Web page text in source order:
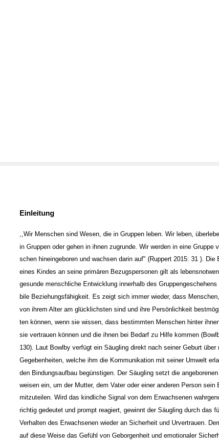
Einleitung
,,Wir Menschen sind Wesen, die in Gruppen leben. Wir leben,
in Gruppen oder gehen in ihnen zugrunde. Wir werden in eine Gruppe
schen hineingeboren und wachsen darin auf" (Ruppert 2015: 31 ). Die
eines Kindes an seine primären Bezugspersonen gilt als
gesunde menschliche Entwicklung innerhalb des
bile Beziehungsfähigkeit. Es zeigt sich immer wieder, dass
von ihrem Alter am glücklichsten sind und ihre Persönlichkeit
ten können, wenn sie wissen, dass bestimmten Menschen hinter
sie vertrauen können und die ihnen bei Bedarf zu Hilfe kommen
130). Laut Bowlby verfügt ein Säugling direkt nach seiner Geburt über
Gegebenheiten, welche ihm die Kommunikation mit seiner Umwelt
den Bindungsaufbau begünstigen. Der Säugling setzt die
weisen ein, um der Mutter, dem Vater oder einer anderen Person sein
mitzuteilen. Wird das kindliche Signal von dem Erwachsenen
richtig gedeutet und prompt reagiert, gewinnt der Säugling durch das
Verhalten des Erwachsenen wieder an Sicherheit und Urvertrauen.
auf diese Weise das Gefühl von Geborgenheit und emotionaler